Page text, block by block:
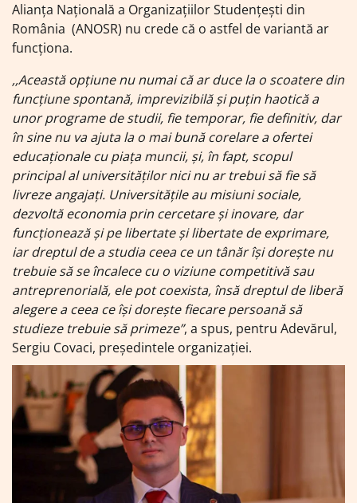
Alianța Națională a Organizațiilor Studențești din
România (ANOSR) nu crede că o astfel de variantă ar
funcționa.
,,Această opțiune nu numai că ar duce la o scoatere din
funcțiune spontană, imprevizibilă și puțin haotică a
unor programe de studii, fie temporar, fie definitiv, dar
în sine nu va ajuta la o mai bună corelare a ofertei
educaționale cu piața muncii, și, în fapt, scopul
principal al universităților nici nu ar trebui să fie să
livreze angajați. Universitățile au misiuni sociale,
dezvoltă economia prin cercetare și inovare, dar
funcționează și pe libertate și libertate de exprimare,
iar dreptul de a studia ceea ce un tânăr își dorește nu
trebuie să se încalece cu o viziune competitivă sau
antreprenorială, ele pot coexista, însă dreptul de liberă
alegere a ceea ce își dorește fiecare persoană să
studieze trebuie să primeze”, a spus, pentru Adevărul,
Sergiu Covaci, președintele organizației.